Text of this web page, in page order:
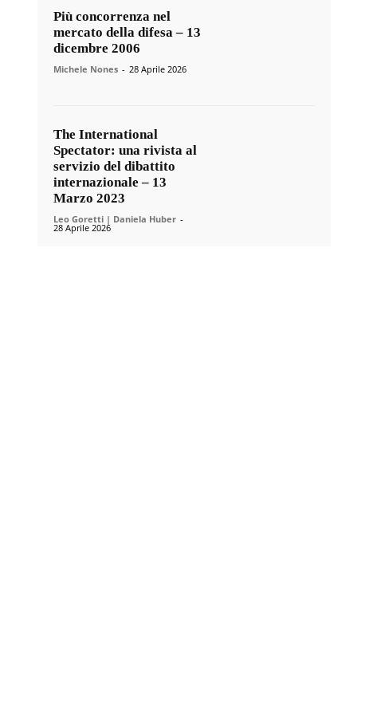
Più concorrenza nel
mercato della difesa – 13
dicembre 2006
Michele Nones - 28 Aprile 2026
The International
Spectator: una rivista al
servizio del dibattito
internazionale – 13
Marzo 2023
Leo Goretti | Daniela Huber -
28 Aprile 2026